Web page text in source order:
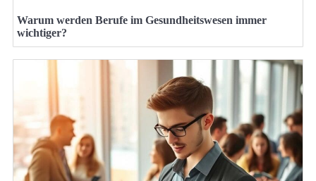
Warum werden Berufe im Gesundheitswesen immer
wichtiger?